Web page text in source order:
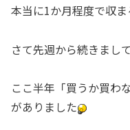
本当に1か月程度で収
さて先週から続きまし
ここ半年「買うか買わ
がありました